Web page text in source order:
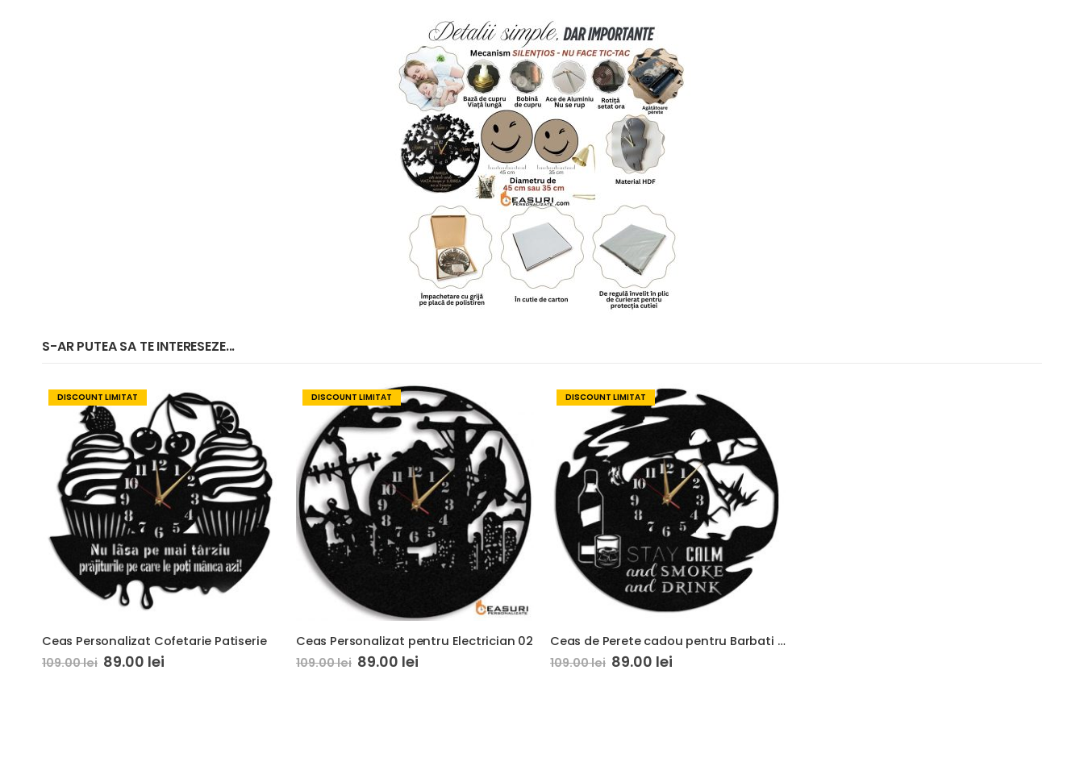
S-AR PUTEA SA TE INTERESEZE...
DISCOUNT LIMITAT
Ceas Personalizat Cofetarie Patiserie
109.00lei 89.00 lei
DISCOUNT LIMITAT
Ceas Personalizat pentru Electrician 02
109.00lei 89.00 lei
DISCOUNT LIMITAT
Ceas de Perete cadou pentru Barbati 01
109.00lei 89.00 lei